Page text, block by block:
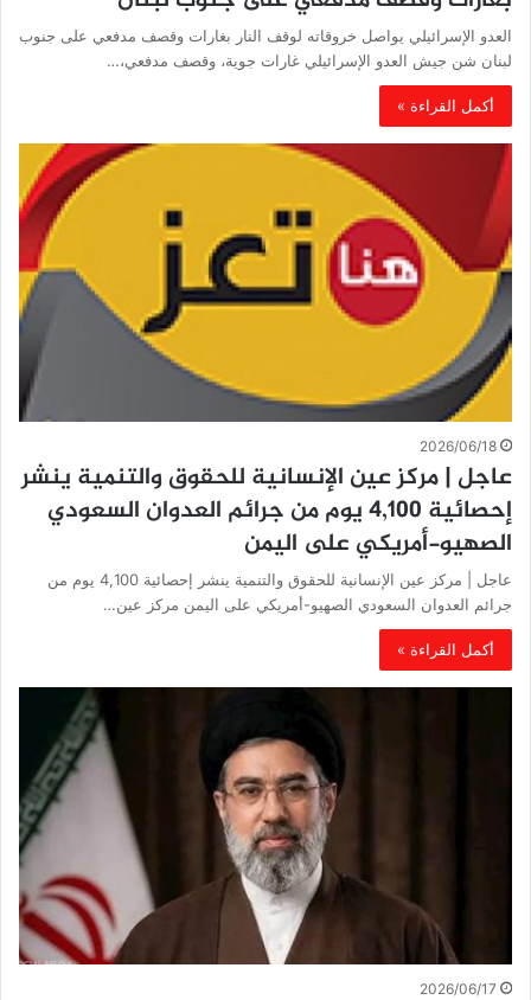
العدو الإسرائيلي يواصل خروقاته لوقف النار بغارات وقصف مدفعي على جنوب
لبنان شن جيش العدو الإسرائيلي غارات جوية، وقصف مدفعي،…
أكمل القراءة »
2026/06/18
عاجل | مركز عين الإنسانية للحقوق والتنمية ينشر
إحصائية 4,100 يوم من جرائم العدوان السعودي
الصهيو-أمريكي على اليمن
عاجل | مركز عين الإنسانية للحقوق والتنمية ينشر إحصائية 4,100 يوم من
جرائم العدوان السعودي الصهيو-أمريكي على اليمن مركز عين…
أكمل القراءة »
2026/06/17